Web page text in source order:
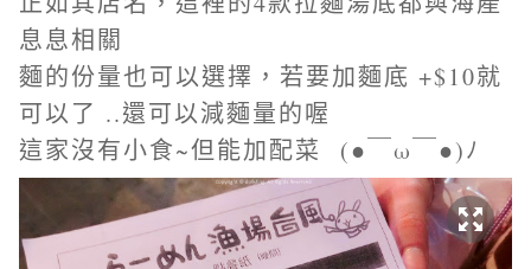
息息相關
麵的份量也可以選擇，若要加麵底 +$10就
可以了 ..還可以減麵量的喔
這家沒有小食~但能加配菜 (●￣ω￣●)ﾉ